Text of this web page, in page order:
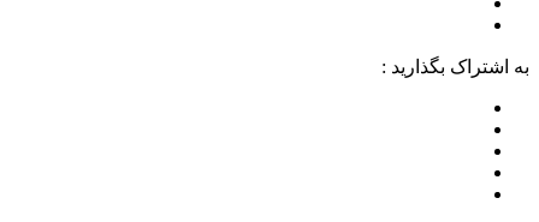
به اشتراک بگذارید :